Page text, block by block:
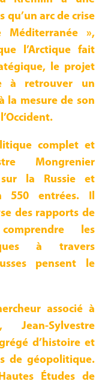
arc de crise
»,
l’Arctique fait
le projet
à retrouver un
la mesure de son
complet et
Mongrenier
la Russie et
550 entrées. Il
des rapports de
les
à travers
pensent le
associé à
Sylvestre
d’histoire et
de géopolitique.
Études de